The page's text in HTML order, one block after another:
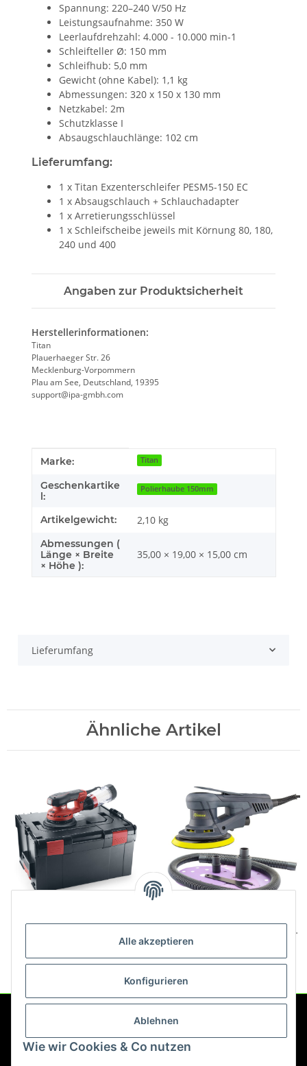
Alle akzeptieren
Konfigurieren
Ablehnen
Wie wir Cookies & Co nutzen
Spannung: 220–240 V/50 Hz
Leistungsaufnahme: 350 W
Leerlaufdrehzahl: 4.000 - 10.000 min-1
Schleifteller Ø: 150 mm
Schleifhub: 5,0 mm
Gewicht (ohne Kabel): 1,1 kg
Abmessungen: 320 x 150 x 130 mm
Netzkabel: 2m
Schutzklasse I
Absaugschlauchlänge: 102 cm
Lieferumfang:
1 x Titan Exzenterschleifer PESM5-150 EC
1 x Absaugschlauch + Schlauchadapter
1 x Arretierungsschlüssel
1 x Schleifscheibe jeweils mit Körnung 80, 180,
240 und 400
Angaben zur Produktsicherheit
Herstellerinformationen:
Titan
Plauerhaeger Str. 26
Mecklenburg-Vorpommern
Plau am See, Deutschland, 19395
support@ipa-gmbh.com
Produkteigenschaft
Wert
Marke: Titan
Geschenkartike
l:
Polierhaube 150mm
Artikelgewicht: 2,10 kg
Abmessungen (
Länge × Breite
× Höhe ):
35,00 × 19,00 × 15,00 cm
Lieferumfang
Ähnliche Artikel
brushless 3mm Hub Starter
Kit
Service